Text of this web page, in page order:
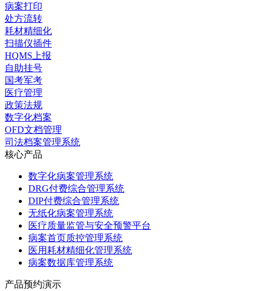
病案打印
处方流转
耗材精细化
扫描仪插件
HQMS上报
自助挂号
国考军考
医疗管理
政策法规
数字化档案
OFD文档管理
司法档案管理系统
核心产品
数字化病案管理系统
DRG付费综合管理系统
DIP付费综合管理系统
无纸化病案管理系统
医疗质量监管与安全预警平台
病案首页质控管理系统
医用耗材精细化管理系统
病案数据库管理系统
产品预约演示